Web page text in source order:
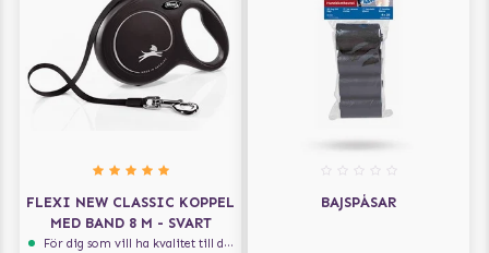
FLEXI NEW CLASSIC KOPPEL
MED BAND 8 M - SVART
För dig som vill ha kvalitet till din hund!
BAJSPÅSAR